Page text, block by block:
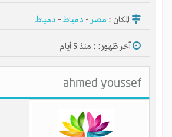
المكان : مصر- دمياط- دمياط
آخر ظهور: : منذ 5 أيام
ahmed youssef